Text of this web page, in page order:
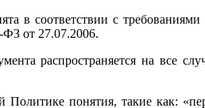
в соответствии с
от 27.07.2006.
распространяется на все
Политике понятия, такие как: